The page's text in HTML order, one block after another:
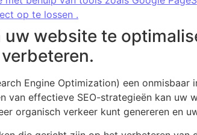
op te lossen .
website te
Engine Optimization) een
van effectieve SEO-strategieën kan uw
organisch verkeer kunt genereren en